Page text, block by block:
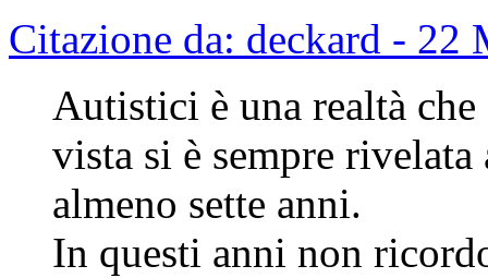
Citazione da: deckard - 22
Autistici è una realtà
vista si è sempre
almeno sette anni.
In questi anni non